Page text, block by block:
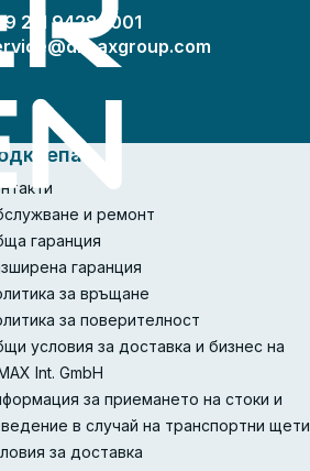
211 94289001
и ремонт
гаранция
гаранция
за връщане
за поверителност
условия за доставка и бизнес на
Int. GmbH
за приемането на стоки и
в случай на транспортни щети
за доставка